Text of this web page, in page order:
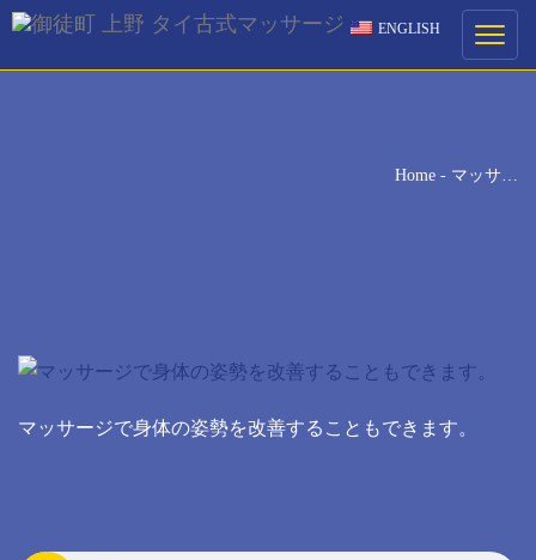
ENGLISH
Toggle
Home - マッサ…
マッサージで身体の姿勢を改善することもできます。
ご予約